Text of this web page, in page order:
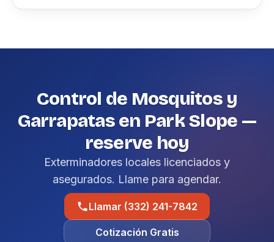
Control de Mosquitos y
Garrapatas en Park Slope —
reserve hoy
Exterminadores locales licenciados y
asegurados. Llame para agendar.
Llamar (332) 241-7842
Cotización Gratis